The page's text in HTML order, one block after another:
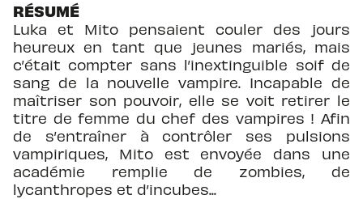
RÉSUMÉ
Luka et Mito pensaient couler des jours
heureux en tant que jeunes mariés, mais
c’était compter sans l’inextinguible soif de
sang de la nouvelle vampire. Incapable de
maîtriser son pouvoir, elle se voit retirer le
titre de femme du chef des vampires ! Afin
de s’entraîner à contrôler ses pulsions
vampiriques, Mito est envoyée dans une
académie remplie de zombies, de
lycanthropes et d’incubes...